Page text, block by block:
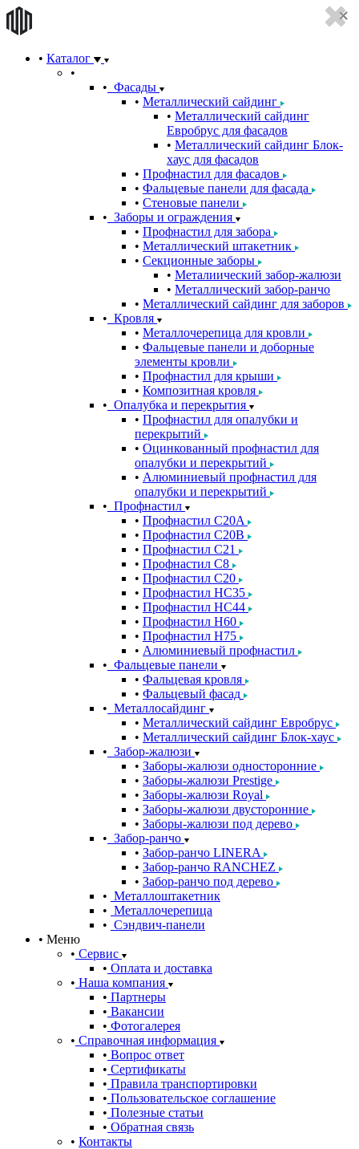
Каталог
Фасады
Металлический сайдинг
Металлический сайдинг
Евробрус для фасадов
Металлический сайдинг Блок-
хаус для фасадов
Профнастил для фасадов
Фальцевые панели для фасада
Стеновые панели
Заборы и ограждения
Профнастил для забора
Металлический штакетник
Секционные заборы
Металиический забор-жалюзи
Металлический забор-ранчо
Металлический сайдинг для заборов
Кровля
Металлочерепица для кровли
Фальцевые панели и доборные
элементы кровли
Профнастил для крыши
Композитная кровля
Опалубка и перекрытия
Профнастил для опалубки и
перекрытий
Оцинкованный профнастил для
опалубки и перекрытий
Алюминиевый профнастил для
опалубки и перекрытий
Профнастил
Профнастил С20A
Профнастил С20B
Профнастил С21
Профнастил С8
Профнастил С20
Профнастил НС35
Профнастил НС44
Профнастил Н60
Профнастил Н75
Алюминиевый профнастил
Фальцевые панели
Фальцевая кровля
Фальцевый фасад
Металлосайдинг
Металлический сайдинг Евробрус
Металлический сайдинг Блок-хаус
Забор-жалюзи
Заборы-жалюзи односторонние
Заборы-жалюзи Prestige
Заборы-жалюзи Royal
Заборы-жалюзи двусторонние
Заборы-жалюзи под дерево
Забор-ранчо
Забор-ранчо LINERA
Забор-ранчо RANCHEZ
Забор-ранчо под дерево
Металлоштакетник
Металлочерепица
Сэндвич-панели
Меню
Сервис
Оплата и доставка
Наша компания
Партнеры
Вакансии
Фотогалерея
Справочная информация
Вопрос ответ
Сертификаты
Правила транспортировки
Пользовательское соглашение
Полезные статьи
Обратная связь
Контакты